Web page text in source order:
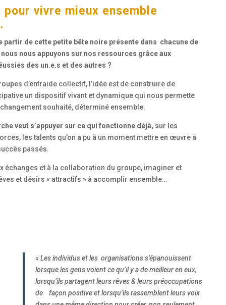
pour vivre mieux ensemble
partir de cette petite bête noire présente dans chacune de
nous appuyons sur nos ressources grâce aux
des un.e.s et des autres ?
d’entraide collectif, l’idée est de construire de
un dispositif vivant et dynamique qui nous permette
changement souhaité, déterminé ensemble.
veut s’appuyer sur ce qui fonctionne déjà, sur les
les talents qu’on a pu à un moment mettre en œuvre à
passés.
échanges et à la collaboration du groupe, imaginer et
et désirs « attractifs » à accomplir ensemble…
« Les individus et les organisations s’épanouissent
lorsque les gens voient ce qu’il y a de meilleur en eux,
lorsqu’ils partagent leurs rêves & leurs préoccupations
de façon positive et lorsqu’ils rassemblent leurs voix